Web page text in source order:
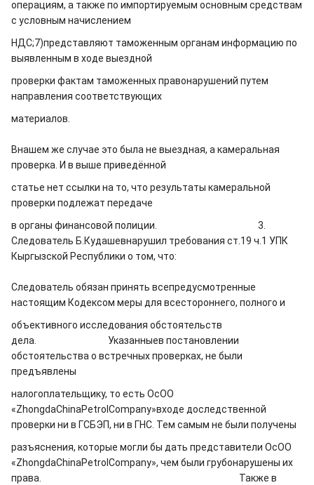
операциям, а также по импортируемым основным средствам
с условным начислением
НДС;7)представляют таможенным органам информацию по
выявленным в ходе выездной
проверки фактам таможенных правонарушений путем
направления соответствующих
материалов.
Внашем же случае это была не выездная, а камеральная
проверка. И в выше приведённой
статье нет ссылки на то, что результаты камеральной
проверки подлежат передаче
в органы финансовой полиции. 3.
Следователь Б.Кудашевнарушил требования ст.19 ч.1 УПК
Кыргызской Республики о том, что:
Следователь обязан принять всепредусмотренные
настоящим Кодексом меры для всестороннего, полного и
объективного исследования обстоятельств
дела. Указанныев постановлении
обстоятельства о встречных проверках, не были
предъявлены
налогоплательщику, то есть ОсОО
«ZhongdaChinaPetrolCompany»входе доследственной
проверки ни в ГСБЭП, ни в ГНС. Тем самым не были получены
разъяснения, которые могли бы дать представители ОсОО
«ZhongdaChinaPetrolCompany», чем были грубонарушены их
права. Также в